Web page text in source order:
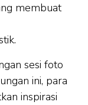
membuat
sesi foto
ini, para
inspirasi